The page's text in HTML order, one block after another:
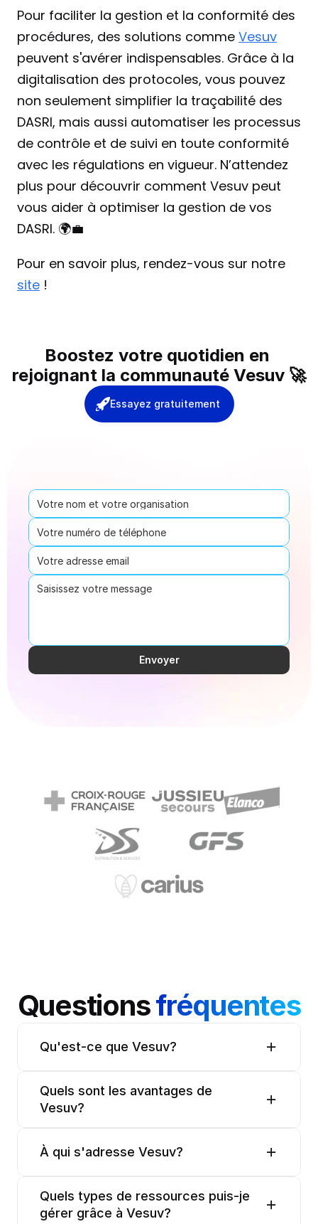
Pour faciliter la gestion et la conformité des
procédures, des solutions comme Vesuv
peuvent s'avérer indispensables. Grâce à la
digitalisation des protocoles, vous pouvez
non seulement simplifier la traçabilité des
DASRI, mais aussi automatiser les processus
de contrôle et de suivi en toute conformité
avec les régulations en vigueur. N’attendez
plus pour découvrir comment Vesuv peut
vous aider à optimiser la gestion de vos
DASRI. 🌍💼
site !
Boostez votre quotidien en
rejoignant la communauté Vesuv 🚀
Essayez gratuitement
Envoyer
Questions fréquentes
Qu'est-ce que Vesuv?
Quels sont les avantages de
Vesuv?
À qui s'adresse Vesuv?
Quels types de ressources puis-je
gérer grâce à Vesuv?